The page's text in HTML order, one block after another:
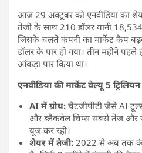
आज 29 अक्टूबर को एनवीडिया का
तेजी के साथ 210 डॉलर यानी 18,534
जिसके चलते कंपनी का मार्केट कैप
डॉलर के पार हो गया। तीन महीने पहले
आंकड़ा पार किया था।
एनवीडिया की मार्केट वैल्यू 5
AI में ग्रोथ: चैटजीपीटी जैसे AI
और ब्लैकवेल चिप्स सबसे तेज और
यूज कर रही।
शेयर में तेजी: 2022 से अब तक